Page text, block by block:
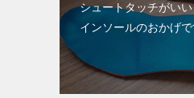
シュートタッチがい
インソールのおかげで